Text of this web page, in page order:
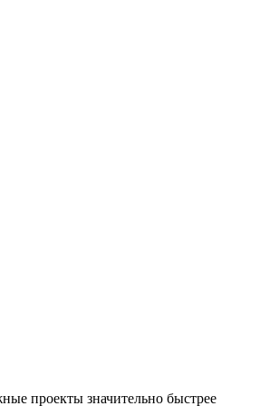
проекты значительно быстрее